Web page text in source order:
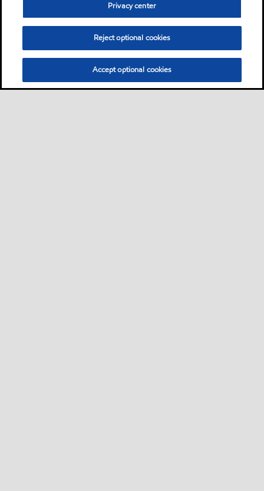
Privacy center
Reject optional cookies
Accept optional cookies